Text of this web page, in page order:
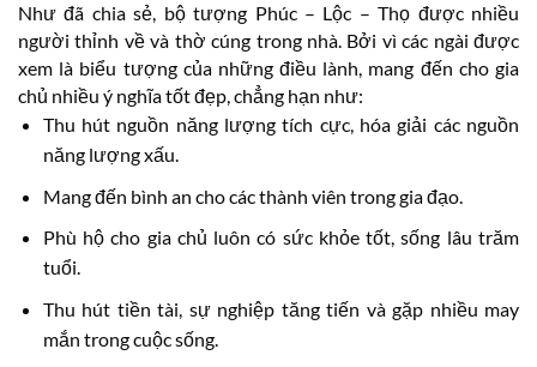
Như đã chia sẻ, bộ tượng Phúc – Lộc – Thọ được nhiều
người thỉnh về và thờ cúng trong nhà. Bởi vì các ngài được
xem là biểu tượng của những điều lành, mang đến cho gia
chủ nhiều ý nghĩa tốt đẹp, chẳng hạn như:
Thu hút nguồn năng lượng tích cực, hóa giải các nguồn
năng lượng xấu.
Mang đến bình an cho các thành viên trong gia đạo.
Phù hộ cho gia chủ luôn có sức khỏe tốt, sống lâu trăm
tuổi.
Thu hút tiền tài, sự nghiệp tăng tiến và gặp nhiều may
mắn trong cuộc sống.